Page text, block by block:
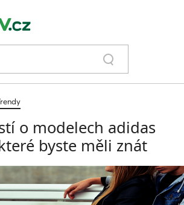
o modelech adidas
byste měli znát